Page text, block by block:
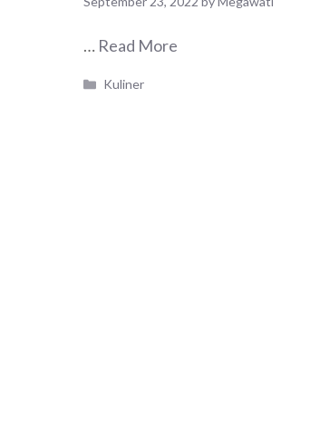
… Read More
Categories
Kuliner